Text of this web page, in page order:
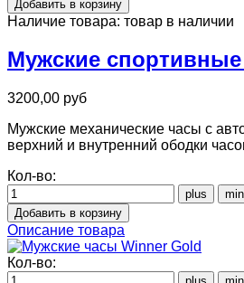
Наличие товара: товар в наличии
Мужские
3200,00 руб
Мужские механические часы с
верхний и внутренний ободки
Кол-во:
Описание товара
Кол-во: